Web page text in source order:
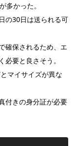
多かった。
の30日は送られる可
確保されるため、エ
要と良さそう。
マイサイズが異な
付きの身分証が必要